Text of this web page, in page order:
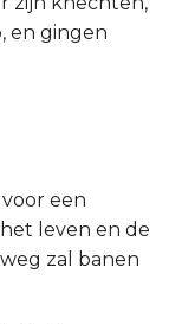
en gingen
een
leven en de
zal banen